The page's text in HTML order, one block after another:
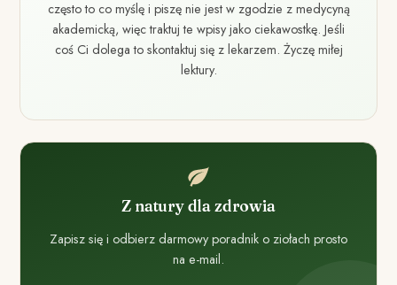
często to co myślę i piszę nie jest w zgodzie z medycyną
akademicką, więc traktuj te wpisy jako ciekawostkę. Jeśli
coś Ci dolega to skontaktuj się z lekarzem. Życzę miłej
lektury.
Z natury dla zdrowia
Zapisz się i odbierz darmowy poradnik o ziołach prosto
na e-mail.